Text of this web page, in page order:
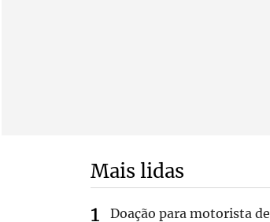
Mais lidas
Doação para motorista de